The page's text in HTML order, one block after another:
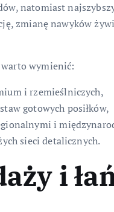
natomiast
zmianę nawyków
wymienić:
i rzemieślniczych,
gotowych posiłków,
i
sieci detalicznych.
i